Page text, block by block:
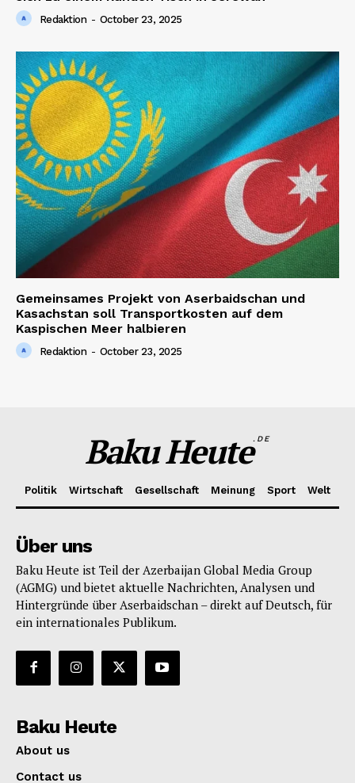
Redaktion - October 23, 2025
Gemeinsames Projekt von Aserbaidschan und
Kasachstan soll Transportkosten auf dem
Kaspischen Meer halbieren
Redaktion - October 23, 2025
Baku Heute.DE
Politik Wirtschaft Gesellschaft Meinung Sport Welt
Über uns
Baku Heute ist Teil der Azerbaijan Global Media Group
(AGMG) und bietet aktuelle Nachrichten, Analysen und
Hintergründe über Aserbaidschan – direkt auf Deutsch, für
ein internationales Publikum.
Baku Heute
About us
Contact us